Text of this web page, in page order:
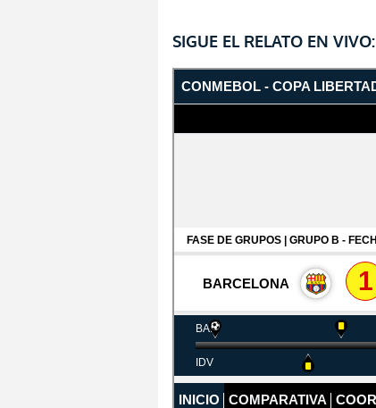
SIGUE EL RELATO EN VIVO: